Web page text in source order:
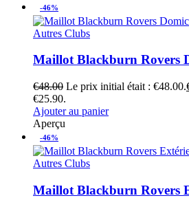
-46%
Autres Clubs
Maillot Blackburn Rovers
€48.00 Le prix initial était : €48.00.
€25.90.
Ajouter au panier
Aperçu
-46%
Autres Clubs
Maillot Blackburn Rovers